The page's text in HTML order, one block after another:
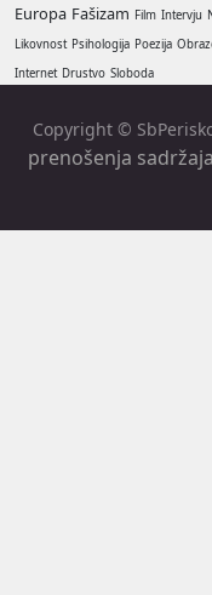
Europa Fašizam Film Intervju
Likovnost Psihologija Poezija
Internet Drustvo Sloboda
Copyright ©
prenošenja sadržaja